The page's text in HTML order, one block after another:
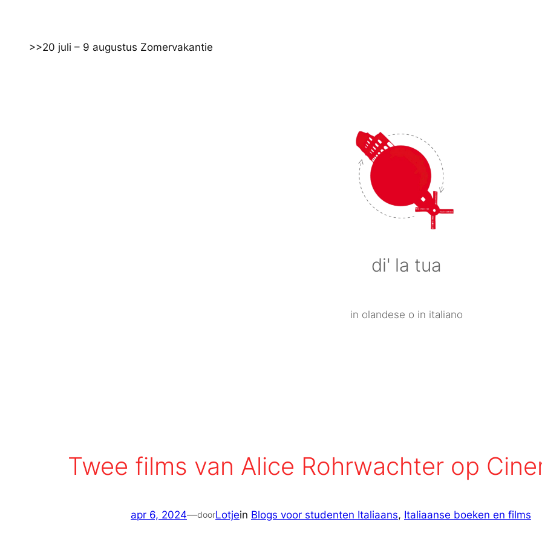
>>20 juli – 9 augustus Zomervakantie
di' la tua
in olandese o in italiano
Twee films van Alice Rohrwachter op
apr 6, 2024—doorLotjein Blogs voor studenten Italiaans, Italiaanse boeken en films